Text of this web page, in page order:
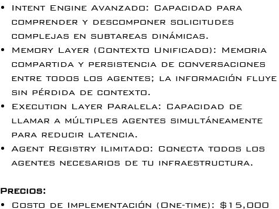
Intent Engine Avanzado: Capacidad para
comprender y descomponer solicitudes
complejas en subtareas dinámicas.
Memory Layer (Contexto Unificado): Memoria
compartida y persistencia de conversaciones
entre todos los agentes; la información fluye
sin pérdida de contexto.
Execution Layer Paralela: Capacidad de
llamar a múltiples agentes simultáneamente
para reducir latencia.
Agent Registry Ilimitado: Conecta todos los
agentes necesarios de tu infraestructura.
Precios:
Costo de Implementación (One-time): $15,000